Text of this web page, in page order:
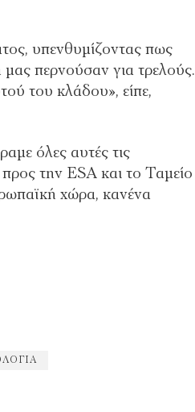
υπενθυμίζοντας πως
περνούσαν για τρελούς.
του κλάδου», είπε,
όλες αυτές τις
προς την ESA και το Ταμείο
χώρα, κανένα